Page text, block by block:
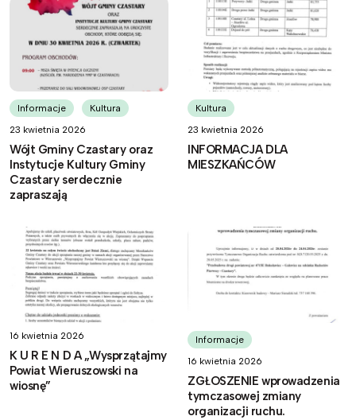
Informacje
Kultura
23 kwietnia 2026
Wójt Gminy Czastary oraz
Instytucje Kultury Gminy
Czastary serdecznie
zapraszają
Kultura
23 kwietnia 2026
INFORMACJA DLA
MIESZKAŃCÓW
16 kwietnia 2026
K U R E N D A „Wysprzątajmy
Powiat Wieruszowski na
wiosnę”
Informacje
16 kwietnia 2026
ZGŁOSZENIE wprowadzenia
tymczasowej zmiany
organizacji ruchu.